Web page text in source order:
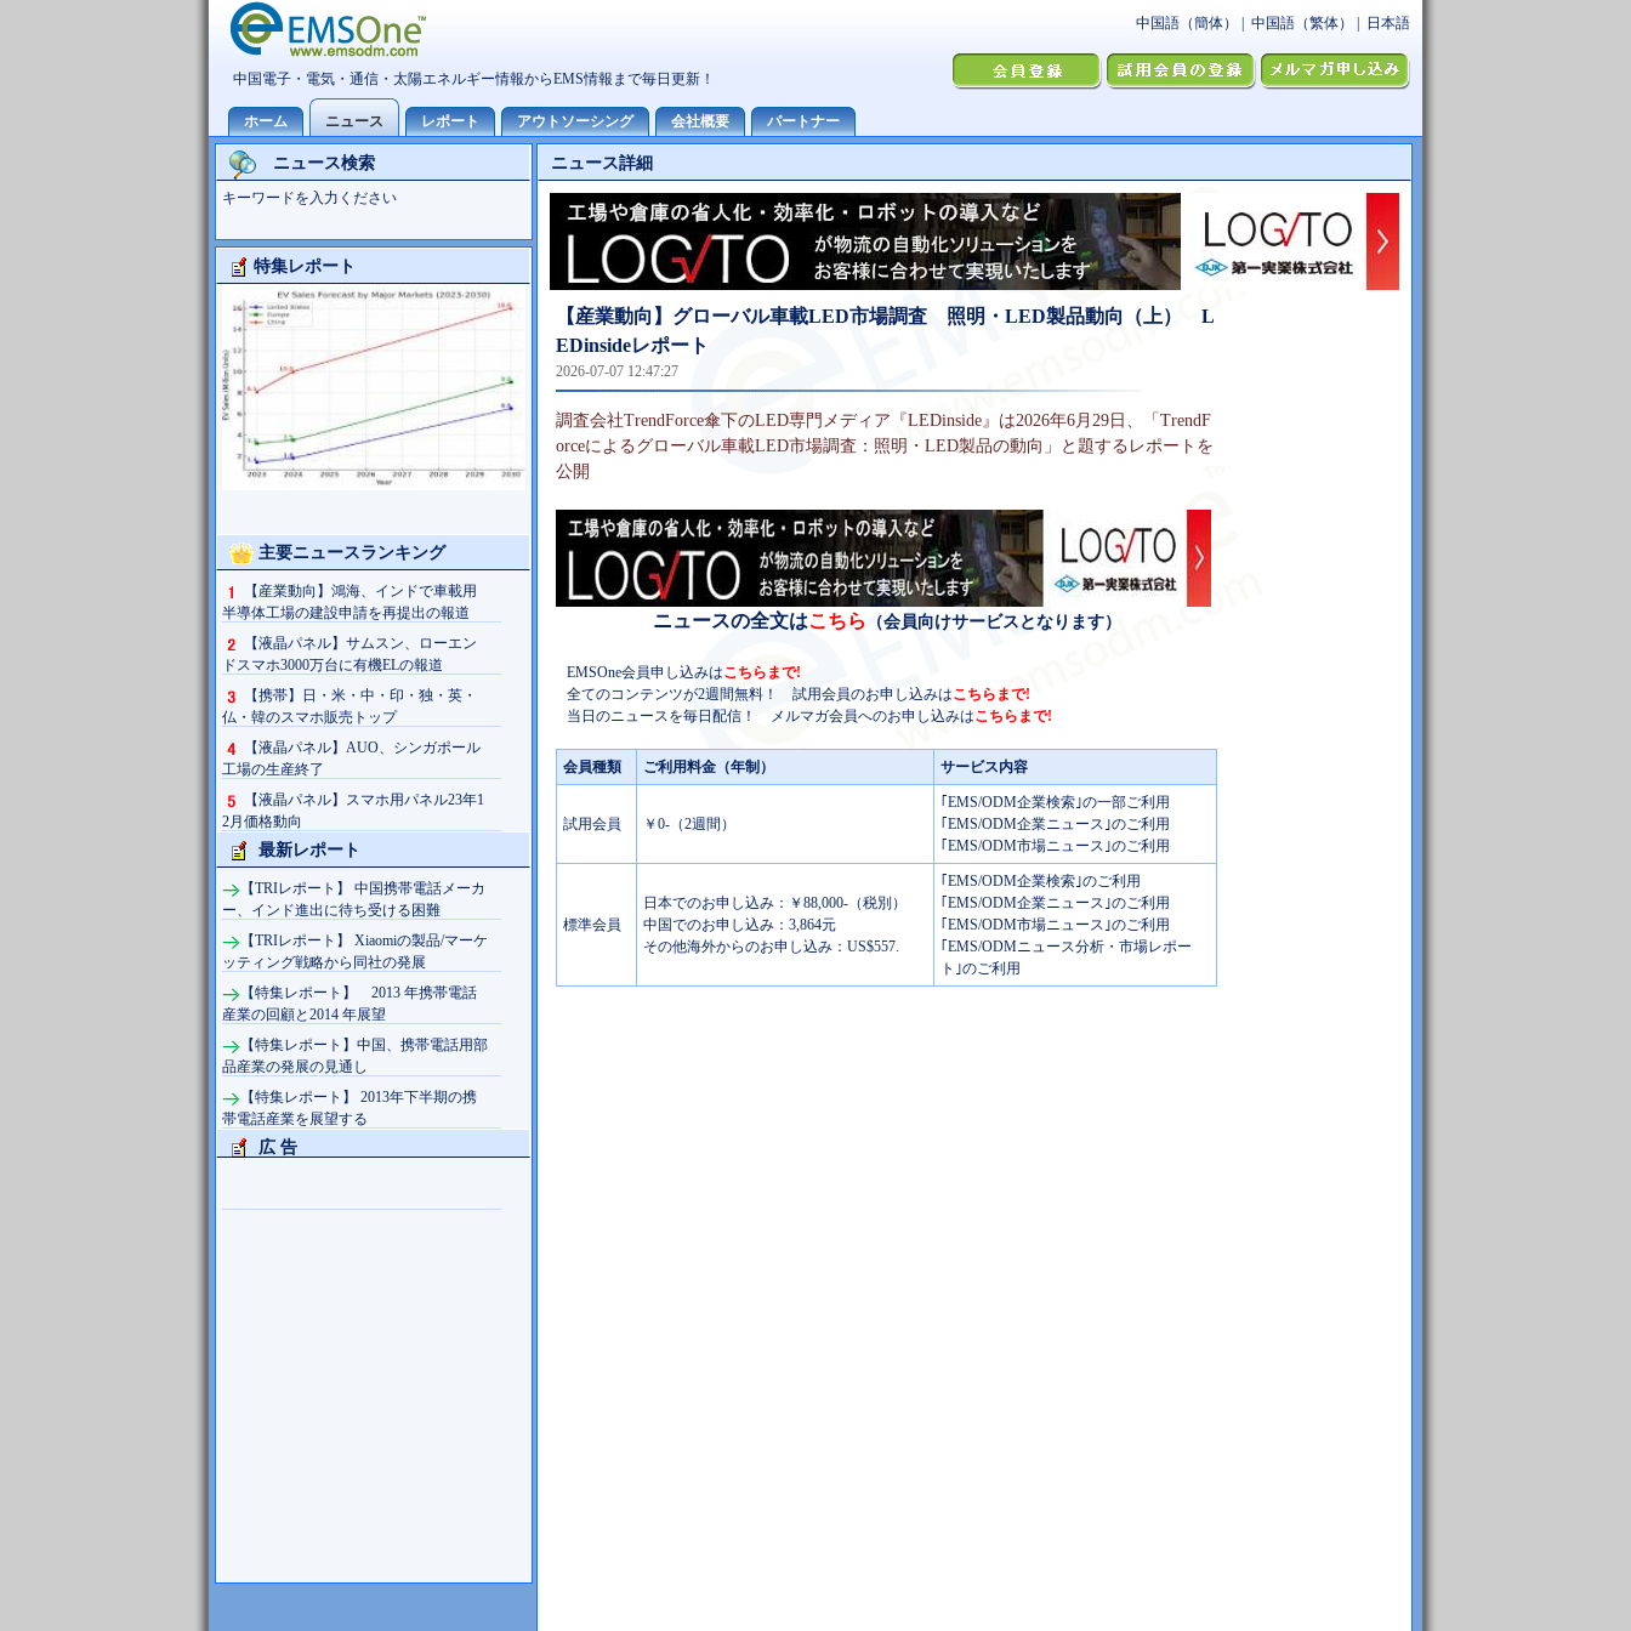
ニュース検索
キーワードを入力ください
特集レポート
Foxconn事業分析
主要ニュースランキング
【産業動向】鴻海、インドで車載用
半導体工場の建設申請を再提出の報道
【液晶パネル】サムスン、ローエン
ドスマホ3000万台に有機ELの報道
【携帯】日・米・中・印・独・英・
仏・韓のスマホ販売トップ
【液晶パネル】AUO、シンガポール
工場の生産終了
【液晶パネル】スマホ用パネル23年1
2月価格動向
最新レポート
【TRIレポート】 中国携帯電話メーカ
ー、インド進出に待ち受ける困難
【TRIレポート】 Xiaomiの製品/マーケ
ッティング戦略から同社の発展
【特集レポート】 2013 年携帯電話
産業の回顧と2014 年展望
【特集レポート】中国、携帯電話用部
品産業の発展の見通し
【特集レポート】 2013年下半期の携
帯電話産業を展望する
広 告
ニュース詳細
【産業動向】グローバル車載LED市場調査 照明・LED製品動向（上） L
EDinsideレポート
2026-07-07 12:47:27
調査会社TrendForce傘下のLED専門メディア『LEDinside』は2026年6月29日、「TrendF
orceによるグローバル車載LED市場調査：照明・LED製品の動向」と題するレポートを
公開
ニュースの全文はこちら （会員向けサービスとなります）
EMSOne会員申し込みはこちらまで!
全てのコンテンツが2週間無料！ 試用会員のお申し込みはこちらまで!
当日のニュースを毎日配信！ メルマガ会員へのお申し込みはこちらまで!
会員種類 ご利用料金（年制） サービス内容
試用会員 ￥0-（2週間）
｢EMS/ODM企業検索｣の一部ご利用
｢EMS/ODM企業ニュース｣のご利用
｢EMS/ODM市場ニュース｣のご利用
標準会員
日本でのお申し込み：￥88,000-（税別）
中国でのお申し込み：3,864元
その他海外からのお申し込み：US$557.
｢EMS/ODM企業検索｣のご利用
｢EMS/ODM企業ニュース｣のご利用
｢EMS/ODM市場ニュース｣のご利用
｢EMS/ODMニュース分析・市場レポー
ト｣のご利用